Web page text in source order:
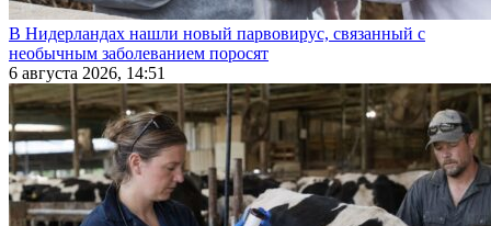
В Нидерландах нашли новый парвовирус, связанный с
необычным заболеванием поросят
6 августа 2026, 14:51